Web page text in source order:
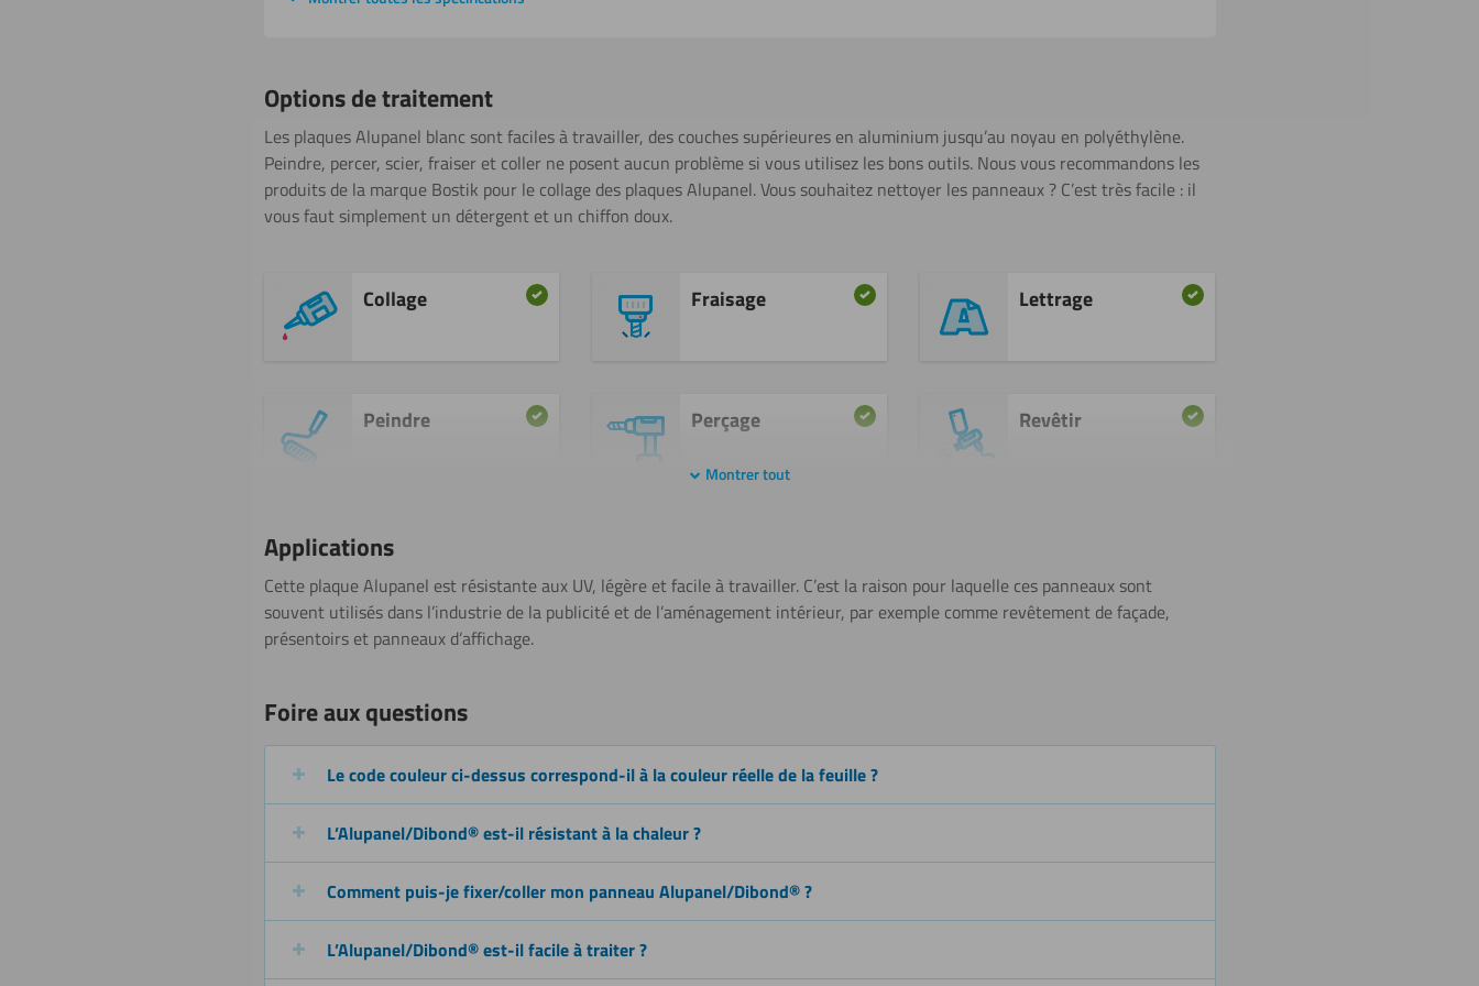
Options de traitement
Les plaques Alupanel blanc sont faciles à travailler, des couches supérieures en aluminium jusqu’au noyau en polyéthylène.
Peindre, percer, scier, fraiser et coller ne posent aucun problème si vous utilisez les bons outils. Nous vous recommandons les
produits de la marque Bostik pour le collage des plaques Alupanel. Vous souhaitez nettoyer les panneaux ? C’est très facile : il
vous faut simplement un détergent et un chiffon doux.
Collage Fraisage Lettrage
Peindre Perçage Revêtir
Sciage (scie
Plier (à
chaud)
Plier (à
froid)
Soudage Tournage
Montrer tout
Applications
Cette plaque Alupanel est résistante aux UV, légère et facile à travailler. C’est la raison pour laquelle ces panneaux sont
souvent utilisés dans l’industrie de la publicité et de l’aménagement intérieur, par exemple comme revêtement de façade,
présentoirs et panneaux d’affichage.
Foire aux questions
Le code couleur ci-dessus correspond-il à la couleur réelle de la feuille ?
L’Alupanel/Dibond® est-il résistant à la chaleur ?
Comment puis-je fixer/coller mon panneau Alupanel/Dibond® ?
L’Alupanel/Dibond® est-il facile à traiter ?